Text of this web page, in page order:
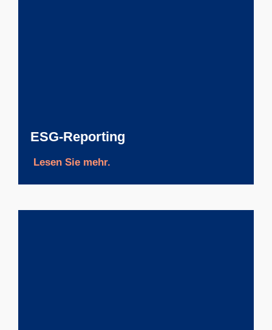
ESG-Reporting
Lesen Sie mehr.